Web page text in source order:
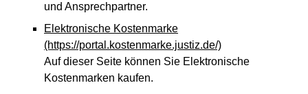
und Ansprechpartner.
Elektronische Kostenmarke
(https://portal.kostenmarke.justiz.de/)
Auf dieser Seite können Sie Elektronische
Kostenmarken kaufen.